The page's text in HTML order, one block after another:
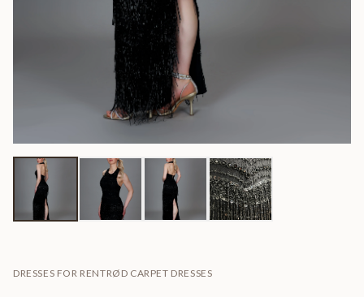
DRESSES FOR RENTRØD CARPET DRESSES